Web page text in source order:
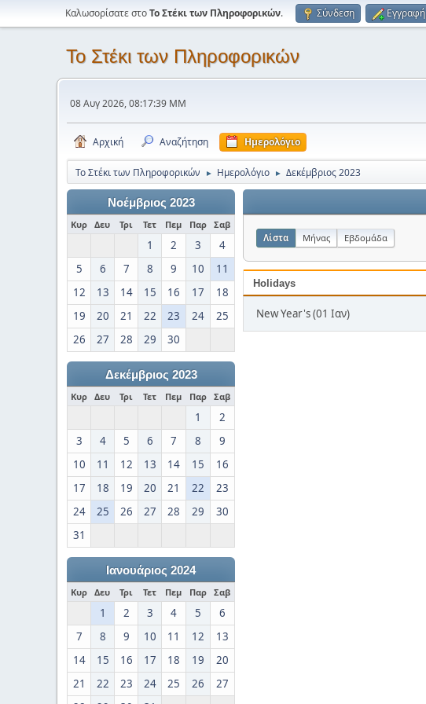
Καλωσορίσατε στοΤο Στέκι των Πληροφορικών. Σύνδεση Εγγραφή
Το Στέκι των Πληροφορικών
08 Αυγ 2026, 08:17:39 ΜΜ
Αρχική Αναζήτηση Ημερολόγιο
Το Στέκι των Πληροφορικών ► Ημερολόγιο ► Δεκέμβριος 2023
Νοέμβριος 2023
Κυρ Δευ Τρι Τετ Πεμ Παρ Σαβ
1 2 3
4
5
6 7 8 9 10
11
12
13 14 15 16 17
18
19
20 21 22 23 24
25
26
27 28 29 30
Δεκέμβριος 2023
Κυρ Δευ Τρι Τετ Πεμ Παρ Σαβ
1
2
3
4 5 6 7 8
9
10
11 12 13 14 15
16
17
18 19 20 21 22
23
24
25 26 27 28 29
30
31
Ιανουάριος 2024
Κυρ Δευ Τρι Τετ Πεμ Παρ Σαβ
1 2 3 4 5
6
7
8 9 10 11 12
13
14
15 16 17 18 19
20
21
22 23 24 25 26
27
Λίστα Μήνας Εβδομάδα
Holidays
New Year's (01 Ιαν)